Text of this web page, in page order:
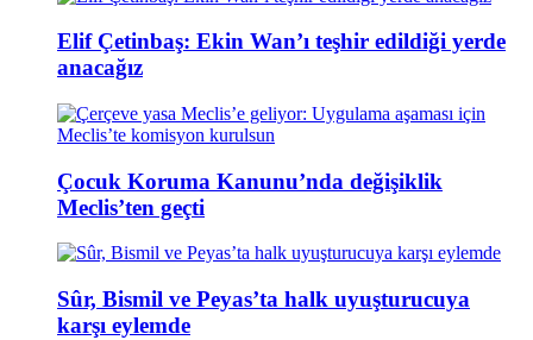
Elif Çetinbaş: Ekin Wan’ı teşhir edildiği yerde
anacağız
Çocuk Koruma Kanunu’nda değişiklik
Meclis’ten geçti
Sûr, Bismil ve Peyas’ta halk uyuşturucuya
karşı eylemde